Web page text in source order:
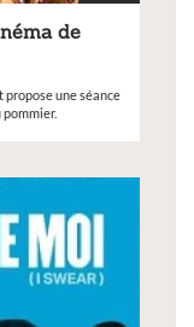
de
propose une séance